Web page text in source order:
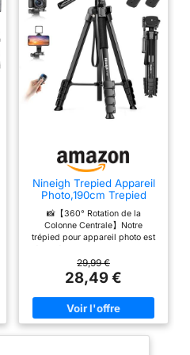
Nineigh Trepied Appareil
Photo,190cm Trepied
Smartphone
📸【360° Rotation de la
Colonne Centrale】Notre
trépied pour appareil photo est
amovible, qui peut être utilisée
pour la photographie aérienne
horizontale et permet une
rotation de 360°. Il peut
également être inversé pour la
macrophotographie. Il vous aide
29,99 €
28,49 €